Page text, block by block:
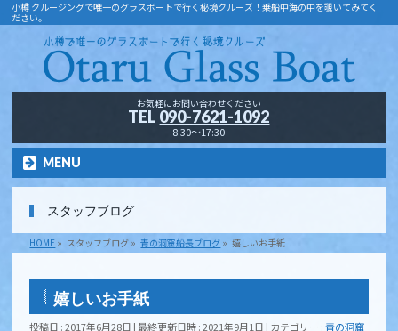
小樽 クルージングで唯一のグラスボートで行く秘境クルーズ！乗船中海の中を覗いてみてく
ださい。
お気軽にお問い合わせください
TEL 090-7621-1092
8:30～17:30
MENU
スタッフブログ
HOME » スタッフブログ » 青の洞窟船長ブログ » 嬉しいお手紙
嬉しいお手紙
投稿日 : 2017年6月28日 最終更新日時 : 2021年9月1日 カテゴリー :青の洞窟